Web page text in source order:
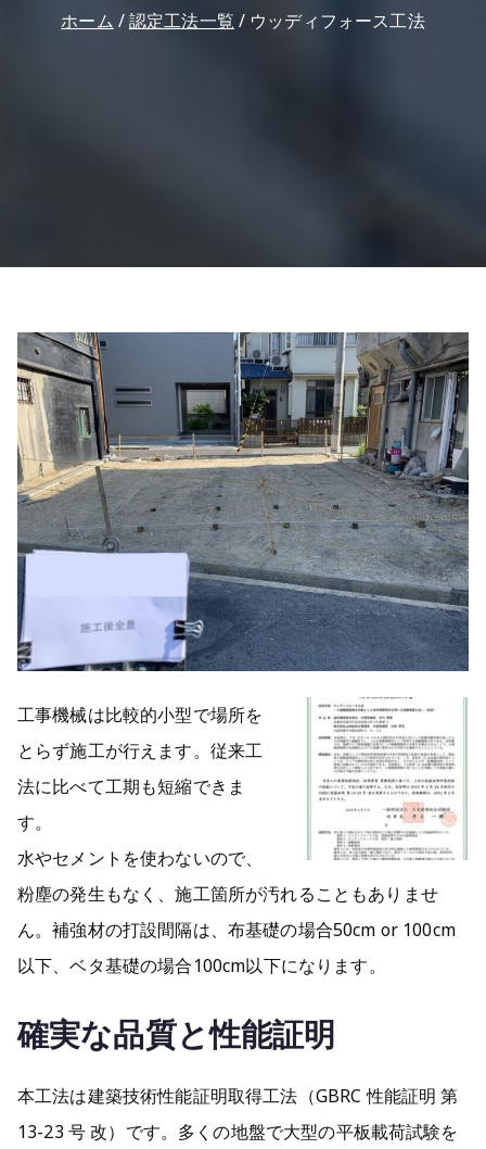
ホーム 認定工法一覧 ウッディフォース工法
工事機械は比較的小型で場所を
とらず施工が行えます。従来工
法に比べて工期も短縮できま
す。
水やセメントを使わないので、
粉塵の発生もなく、施工箇所が汚れることもありませ
ん。補強材の打設間隔は、布基礎の場合50cm or 100cm
以下、ベタ基礎の場合100cm以下になります。
確実な品質と性能証明
本工法は建築技術性能証明取得工法（GBRC 性能証明 第
13-23 号 改）です。多くの地盤で大型の平板載荷試験を